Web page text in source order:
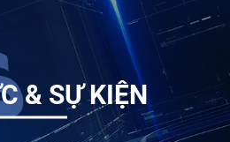
& SỰ KIỆN